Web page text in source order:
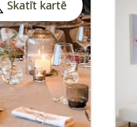
Skatīt kartē